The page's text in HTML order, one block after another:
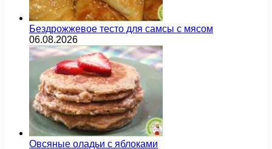
Бездрожжевое тесто для самсы с мясом
06.08.2026
Овсяные оладьи с яблоками